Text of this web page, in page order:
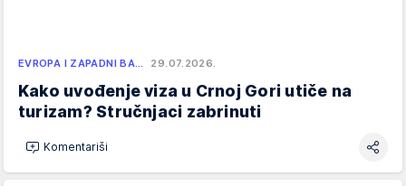
EVROPA I ZAPADNI BA… 29.07.2026.
Kako uvođenje viza u Crnoj Gori utiče na
turizam? Stručnjaci zabrinuti
Komentariši